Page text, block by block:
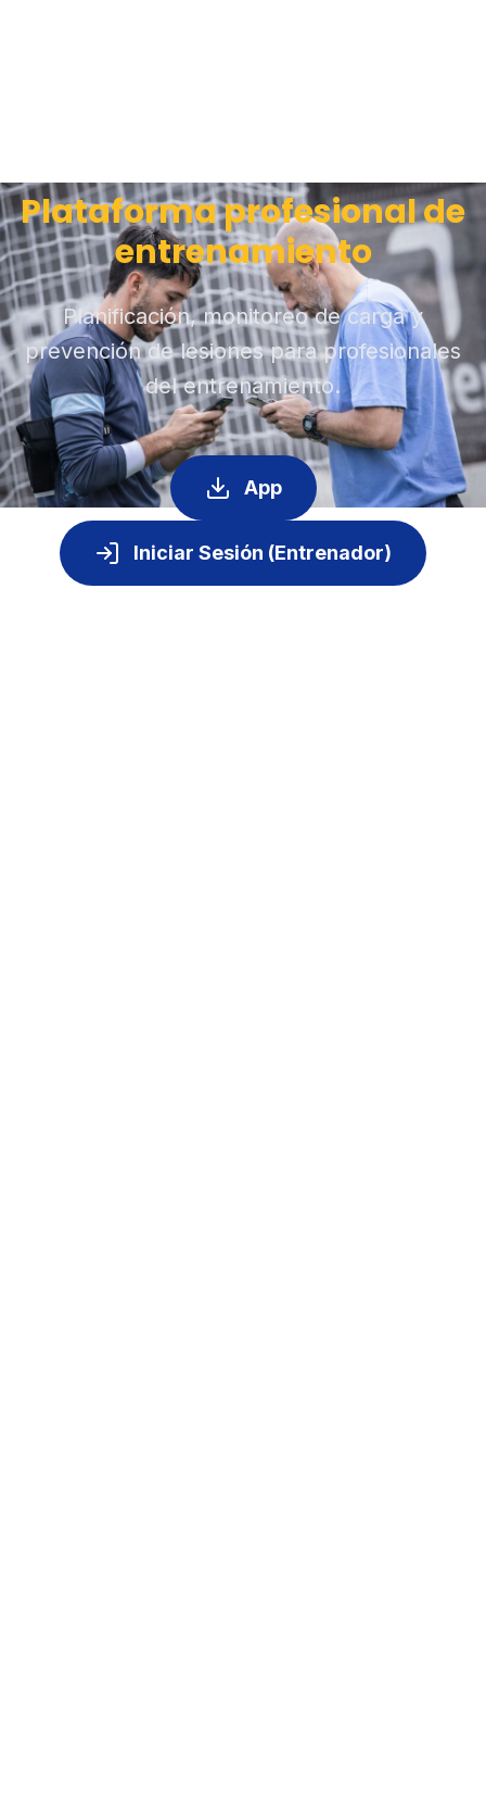
Plataforma profesional de
entrenamiento
Planificación, monitoreo de carga y
prevención de lesiones para profesionales
del entrenamiento.
App
Iniciar Sesión (Entrenador)